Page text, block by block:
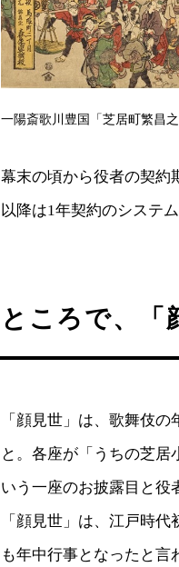
一陽斎歌川豊国「芝居町繁昌
幕末の頃から役者の契約
以降は1年契約のシステ
ところで、「
「顔見世」は、歌舞伎
と。各座が「うちの芝居
いう一座のお披露目と役
「顔見世」は、江戸時
も年中行事となったと言